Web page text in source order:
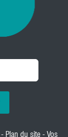
- Plan du site - Vos